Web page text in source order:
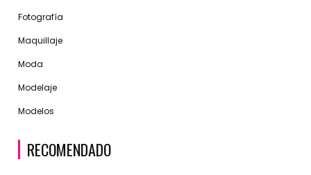
Fotografía
Maquillaje
Moda
Modelaje
Modelos
RECOMENDADO